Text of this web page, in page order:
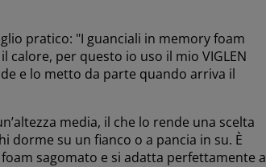
pratico: "I guanciali in memory foam
calore, per questo io uso il mio VIGLEN
e lo metto da parte quando arriva il
media, il che lo rende una scelta
dorme su un fianco o a pancia in su. È
sagomato e si adatta perfettamente a